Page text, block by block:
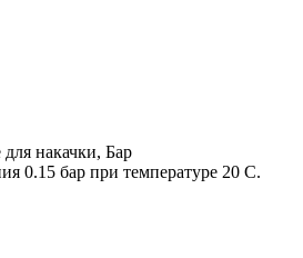
накачки, Бар
0.15 бар при температуре 20 С.